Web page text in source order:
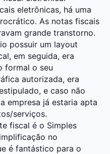
eletrônicas, há uma
As notas fiscais
grande transtorno.
possuir um layout
em seguida, era
formal o seu
autorizada, era
e caso não
empresa já estaria apta
serviços.
fiscal é o Simples
no
é fantástico para o